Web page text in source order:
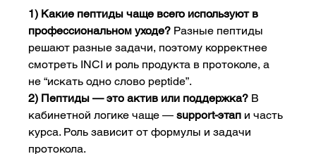
1) Какие пептиды чаще всего используют в
профессиональном уходе? Разные пептиды
решают разные задачи, поэтому корректнее
смотреть INCI и роль продукта в протоколе, а
не “искать одно слово peptide”.
2) Пептиды — это актив или поддержка? В
кабинетной логике чаще — support-этап и часть
курса. Роль зависит от формулы и задачи
протокола.